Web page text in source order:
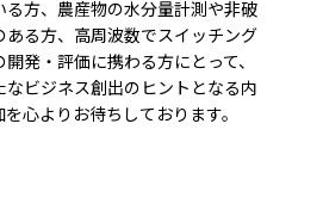
方、農産物の水分量計測や非破
る方、高周波数でスイッチング
発・評価に携わる方にとって、
なビジネス創出のヒントとなる内
心よりお待ちしております。